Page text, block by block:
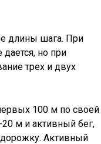
длины шага. При
но при
трех и двух
100 м по своей
м и активный бег,
Активный